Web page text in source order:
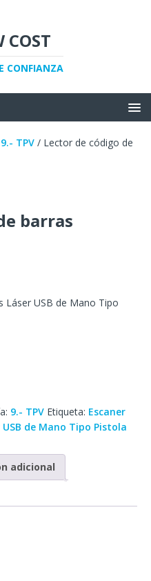
COST
CONFIANZA
9.- TPV / Lector de código de
barras
Láser USB de Mano Tipo
9.- TPV Etiqueta: Escaner
de Mano Tipo Pistola
adicional